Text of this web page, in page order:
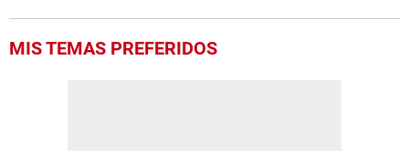
MIS TEMAS PREFERIDOS